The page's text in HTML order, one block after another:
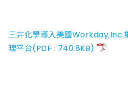
三井化學導入美國Workday,Inc.
理平台(PDF : 740.8KB)